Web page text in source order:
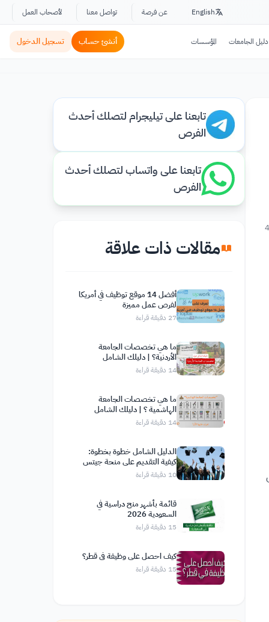
English عن فرصة تواصل معنا لأصحاب العمل
دليل الجامعات المؤسسات أنشئ حساب تسجيل الدخول
تابعنا على تيليجرام لتصلك أحدث
الفرص
تابعنا على واتساب لتصلك أحدث
الفرص
مقالات ذات علاقة
أفضل 14 موقع توظيف في أمريكا
لفرص عمل مميزة
27 دقيقة قراءة
ما هي تخصصات الجامعة
الأردنية؟ | دليلك الشامل
14 دقيقة قراءة
ما هي تخصصات الجامعة
الهاشمية ؟ | دليلك الشامل
14 دقيقة قراءة
الدليل الشامل خطوة بخطوة:
كيفية التقديم على منحة جيتس
كامبريدج
10 دقيقة قراءة
قائمة بأشهر منح دراسية في
السعودية 2026
15 دقيقة قراءة
كيف احصل على وظيفة في قطر؟
15 دقيقة قراءة